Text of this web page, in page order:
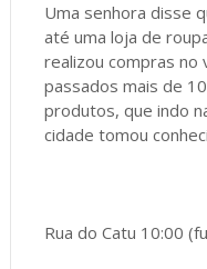
Uma senhora disse
até uma loja de
realizou compras no
passados mais de
produtos, que indo
cidade tomou
Rua do Catu 10:00